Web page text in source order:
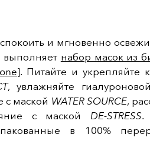
и мгновенно
выполняет набор масок из
. Питайте и укрепляйте
, увлажняйте
с маской WATER SOURCE,
с маской DE-STRESS.
в 100%